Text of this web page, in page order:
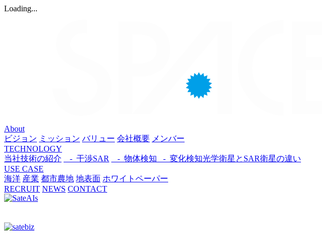
Loading...
About
ビジョン ミッション バリュー 会社概要 メンバー
TECHNOLOGY
当社技術の紹介
- 干渉SAR - 物体検知​ - 変化検知​光学衛星とSAR衛星の違い
USE CASE
海洋 産業 都市​農地 地表面 ホワイトペーパー
RECRUIT NEWS CONTACT